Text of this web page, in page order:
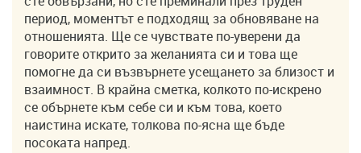
период, моментът е подходящ за обновяване на
отношенията. Ще се чувствате по-уверени да
говорите открито за желанията си и това ще
помогне да си възвърнете усещането за близост и
взаимност. В крайна сметка, колкото по-искрено
се обърнете към себе си и към това, което
наистина искате, толкова по-ясна ще бъде
посоката напред.